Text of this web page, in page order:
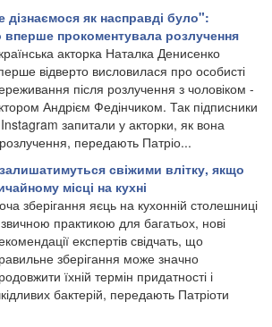
дізнаємося як насправді було":
вперше прокоментувала розлучення
акторка Наталка Денисенко
відверто висловилася про особисті
після розлучення з чоловіком -
Андрієм Федінчиком. Так підписники
запитали у акторки, як вона
передають Патріо...
свіжими влітку, якщо
місці на кухні
зберігання яєць на кухонній столешниці
практикою для багатьох, нові
експертів свідчать, що
зберігання може значно
їхній термін придатності і
бактерій, передають Патріоти